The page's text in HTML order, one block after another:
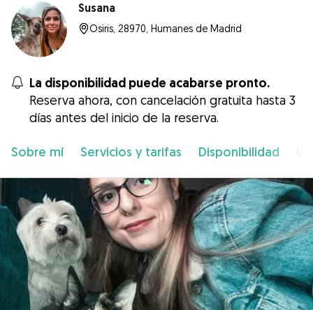
Susana
Osiris, 28970, Humanes de Madrid
La disponibilidad puede acabarse pronto.
Reserva ahora, con cancelación gratuita hasta 3
días antes del inicio de la reserva.
Sobre mí Servicios y tarifas Disponibilidad